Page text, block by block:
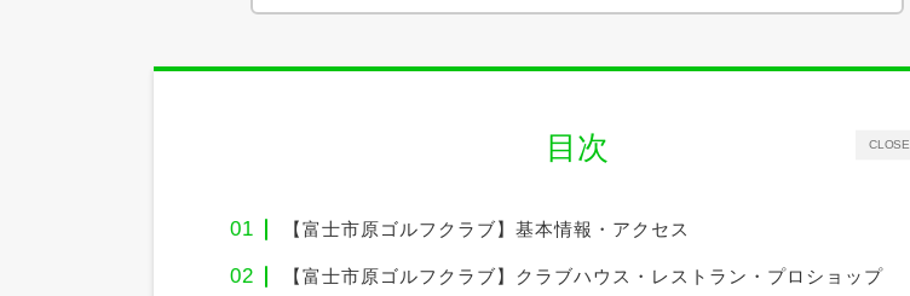
CLOSE
目次
【富士市原ゴルフクラブ】基本情報・アクセス
【富士市原ゴルフクラブ】クラブハウス・レストラン・プロショップ